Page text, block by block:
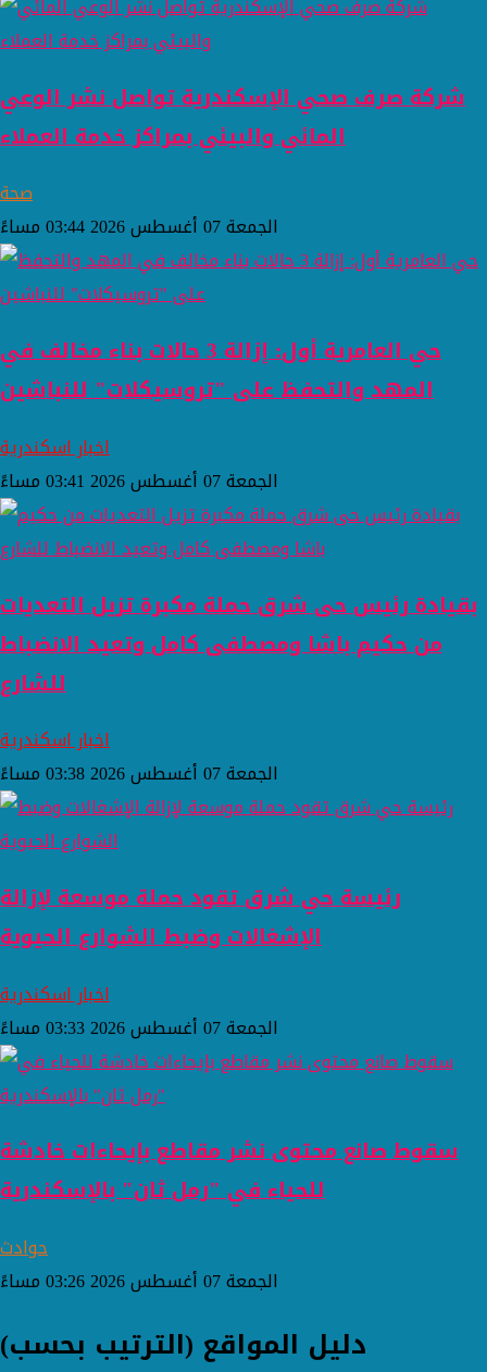
شركة صرف صحي الإسكندرية تواصل نشر الوعي
المائي والبيئي بمراكز خدمة العملاء
صحة
الجمعة 07 أغسطس 2026 03:44 مساءً
حي العامرية أول: إزالة 3 حالات بناء مخالف في
المهد والتحفظ على "تروسيكلات" للنباشين
اخبار اسكندرية
الجمعة 07 أغسطس 2026 03:41 مساءً
بقيادة رئيس حى شرق حملة مكبرة تزيل التعديات
من حكيم باشا ومصطفى كامل وتعيد الانضباط
للشارع
اخبار اسكندرية
الجمعة 07 أغسطس 2026 03:38 مساءً
رئيسة حي شرق تقود حملة موسعة لإزالة
الإشغالات وضبط الشوارع الحيوية
اخبار اسكندرية
الجمعة 07 أغسطس 2026 03:33 مساءً
سقوط صانع محتوى نشر مقاطع بإيحاءات خادشة
للحياء في "رمل ثان" بالإسكندرية
حوادث
الجمعة 07 أغسطس 2026 03:26 مساءً
دليل المواقع (الترتيب بحسب)